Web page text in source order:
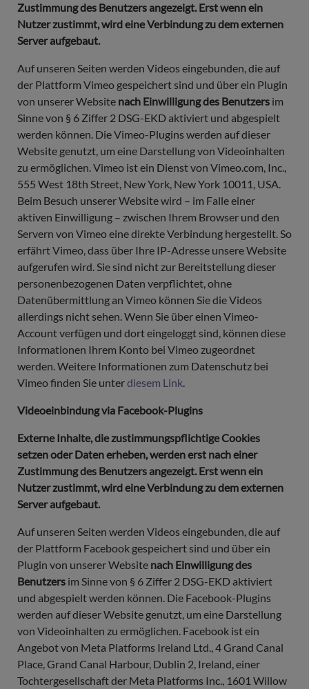
Zustimmung des Benutzers angezeigt. Erst wenn ein
Nutzer zustimmt, wird eine Verbindung zu dem externen
Server aufgebaut.
Auf unseren Seiten werden Videos eingebunden, die auf
der Plattform Vimeo gespeichert sind und über ein Plugin
von unserer Website nach Einwilligung des Benutzers im
Sinne von § 6 Ziffer 2 DSG-EKD aktiviert und abgespielt
werden können. Die Vimeo-Plugins werden auf dieser
Website genutzt, um eine Darstellung von Videoinhalten
zu ermöglichen. Vimeo ist ein Dienst von Vimeo.com, Inc.,
555 West 18th Street, New York, New York 10011, USA.
Beim Besuch unserer Website wird – im Falle einer
aktiven Einwilligung – zwischen Ihrem Browser und den
Servern von Vimeo eine direkte Verbindung hergestellt. So
erfährt Vimeo, dass über Ihre IP-Adresse unsere Website
aufgerufen wird. Sie sind nicht zur Bereitstellung dieser
personenbezogenen Daten verpflichtet, ohne
Datenübermittlung an Vimeo können Sie die Videos
allerdings nicht sehen. Wenn Sie über einen Vimeo-
Account verfügen und dort eingeloggt sind, können diese
Informationen Ihrem Konto bei Vimeo zugeordnet
werden. Weitere Informationen zum Datenschutz bei
Vimeo finden Sie unterdiesem Link.
Videoeinbindung via Facebook-Plugins
Externe Inhalte, die zustimmungspflichtige Cookies
setzen oder Daten erheben, werden erst nach einer
Zustimmung des Benutzers angezeigt. Erst wenn ein
Nutzer zustimmt, wird eine Verbindung zu dem externen
Server aufgebaut.
Auf unseren Seiten werden Videos eingebunden, die auf
der Plattform Facebook gespeichert sind und über ein
Plugin von unserer Website nach Einwilligung des
Benutzers im Sinne von § 6 Ziffer 2 DSG-EKD aktiviert
und abgespielt werden können. Die Facebook-Plugins
werden auf dieser Website genutzt, um eine Darstellung
von Videoinhalten zu ermöglichen. Facebook ist ein
Angebot von Meta Platforms Ireland Ltd., 4 Grand Canal
Place, Grand Canal Harbour, Dublin 2, Ireland, einer
Tochtergesellschaft der Meta Platforms Inc., 1601 Willow